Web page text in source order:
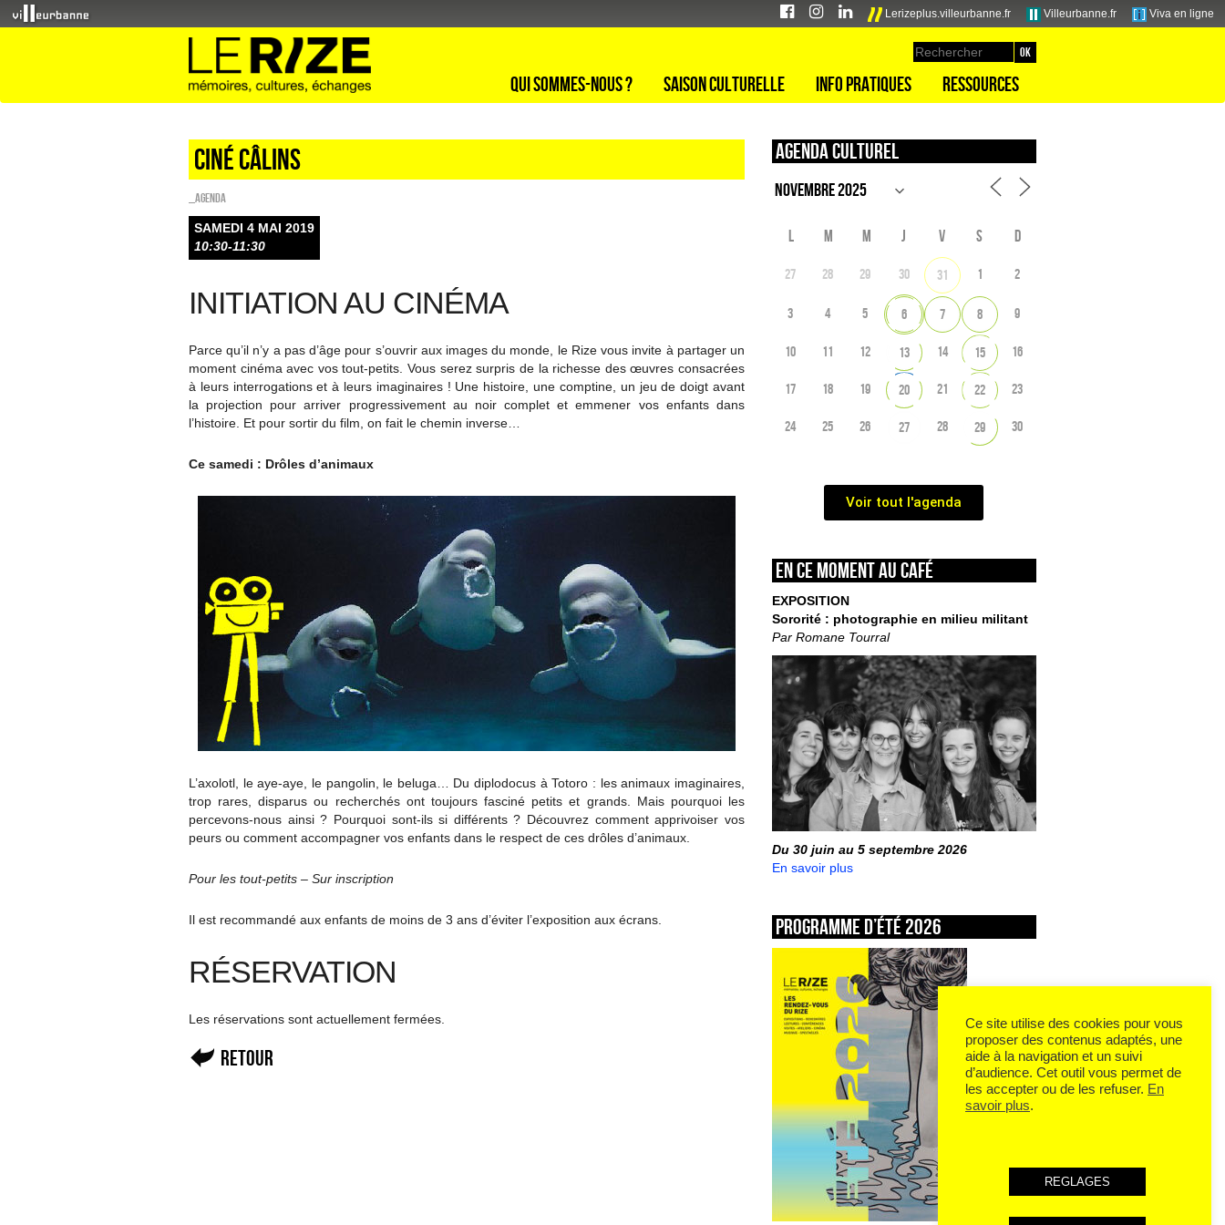
Lerizeplus.villeurbanne.fr Villeurbanne.fr Viva en ligne
Qui sommes-nous ? Saison culturelle Info pratiques Ressources
Ciné câlins
_Agenda
SAMEDI 4 MAI 2019
10:30-11:30
INITIATION AU CINÉMA
Parce qu’il n’y a pas d’âge pour s’ouvrir aux images du monde, le Rize vous invite à partager un
moment cinéma avec vos tout-petits. Vous serez surpris de la richesse des œuvres consacrées
à leurs interrogations et à leurs imaginaires ! Une histoire, une comptine, un jeu de doigt avant
la projection pour arriver progressivement au noir complet et emmener vos enfants dans
l’histoire. Et pour sortir du film, on fait le chemin inverse…
Ce samedi : Drôles d’animaux
L’axolotl, le aye-aye, le pangolin, le beluga… Du diplodocus à Totoro : les animaux imaginaires,
trop rares, disparus ou recherchés ont toujours fasciné petits et grands. Mais pourquoi les
percevons-nous ainsi ? Pourquoi sont-ils si différents ? Découvrez comment apprivoiser vos
peurs ou comment accompagner vos enfants dans le respect de ces drôles d’animaux.
Pour les tout-petits – Sur inscription
Il est recommandé aux enfants de moins de 3 ans d’éviter l’exposition aux écrans.
RÉSERVATION
Les réservations sont actuellement fermées.
Retour
Agenda culturel
L M M J V S D
27 28 29 30 31 1 2
3 4 5 6 7 8 9
10 11 12 13 14 15 16
17 18 19 20 21 22 23
24 25 26 27 28 29 30
Voir tout l'agenda
En ce moment au café
EXPOSITION
Sororité : photographie en milieu militant
Par Romane Tourral
Du 30 juin au 5 septembre 2026
En savoir plus
Programme d’été 2026
Ce site utilise des cookies pour vous
proposer des contenus adaptés, une
aide à la navigation et un suivi
d’audience. Cet outil vous permet de
les accepter ou de les refuser. En
savoir plus.
REGLAGES